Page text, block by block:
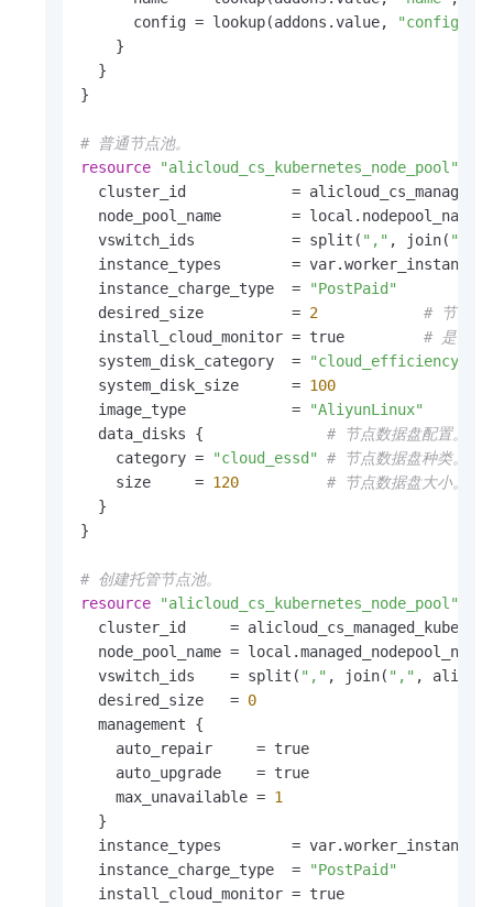
      config = lookup(addons.value,
"config"
    }
  }
}
# 普通节点池。
resource
"alicloud_cs_kubernetes_node_pool"
cluster_id            =
node_pool_name        =
  vswitch_ids           = split(
"," , join( ","
instance_types        =
  instance_charge_type  =
"PostPaid"
  desired_size          =
2
# 节点池
  install_cloud_monitor = true
# 是否为
  system_disk_category  =
"cloud_efficiency"
  system_disk_size      =
100
  image_type            =
"AliyunLinux"
  data_disks {
# 节点数据盘配置。
    category =
"cloud_essd"
# 节点数据盘种类。
    size     =
120
# 节点数据盘大小。
  }
}
# 创建托管节点池。
resource
"alicloud_cs_kubernetes_node_pool"
cluster_id     =
node_pool_name =
  vswitch_ids    = split(
"," , join( "," ,
  desired_size   =
0
  management {
    auto_repair     = true
    auto_upgrade    = true
    max_unavailable =
1
  }
instance_types        =
  instance_charge_type  =
"PostPaid"
  install_cloud_monitor = true